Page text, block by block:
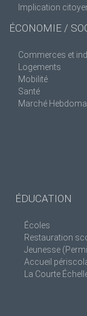
Implication
ÉCONOMIE /
Commerces et
Logements
Mobilité
Santé
Marché
ÉDUCATION
Écoles
Restauration
Jeunesse
Accueil
La Courte